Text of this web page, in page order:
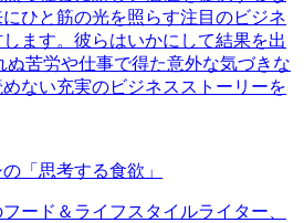
ひと筋の光を照らす注目のビジネ
ます。彼らはいかにして結果を出
ぬ苦労や仕事で得た意外な気づきな
ない充実のビジネスストーリーを
「思考する食欲」
ード＆ライフスタイルライター、